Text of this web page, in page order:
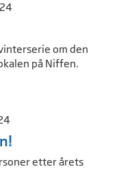
om den
på Niffen.
etter årets